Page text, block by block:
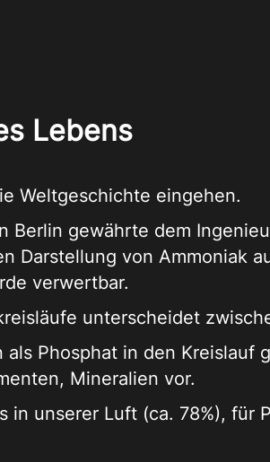
Lebens
Weltgeschichte eingehen.
Berlin gewährte dem
Darstellung von Ammoniak
verwertbar.
unterscheidet
Phosphat in den Kreislauf
Mineralien vor.
in unserer Luft (ca. 78%), für